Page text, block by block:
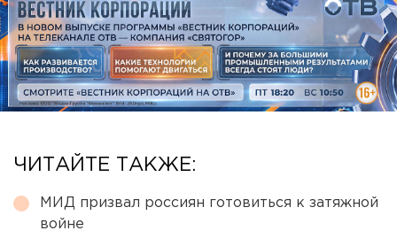
ЧИТАЙТЕ ТАКЖЕ:
МИД призвал россиян готовиться к затяжной
войне